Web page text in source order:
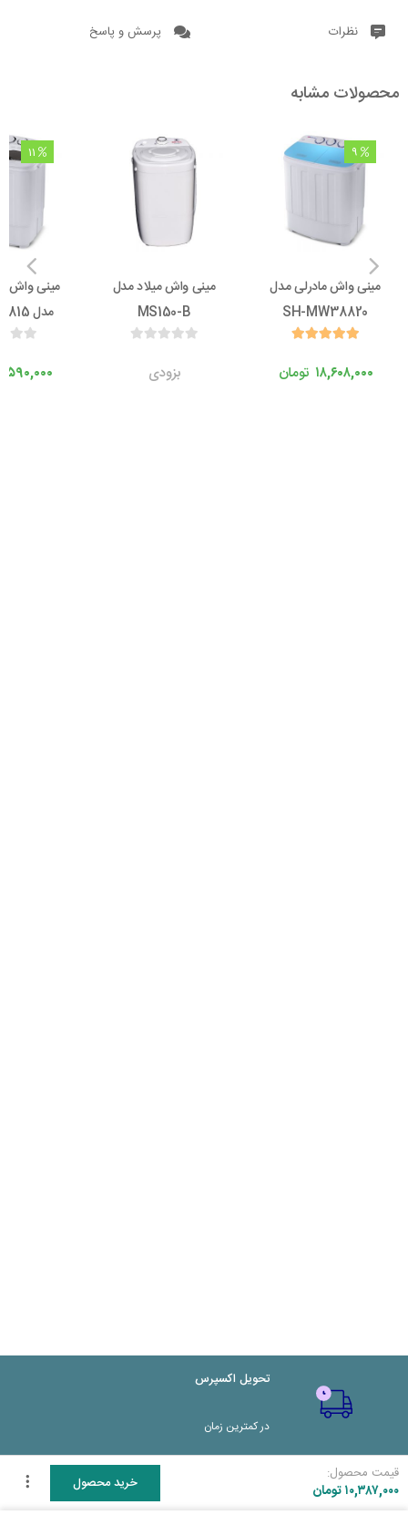
نظرات پرسش و پاسخ
محصولات مشابه
9
مینی واش مادرلی مدل
SH-MW38820
تومان ۱۸,۶۰۸,۰۰۰
مینی واش میلاد مدل
MS150-B
بزودی
11
مینی واش
مدل SH-MW3815
قیمت محصول:
تومان۱۰,۳۸۷,۰۰۰ خرید محصول
تحویل اکسپرس
در کمترین زمان